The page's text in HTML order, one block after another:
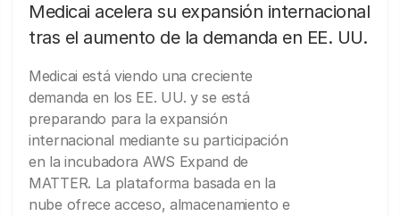
Medicai acelera su expansión internacional
tras el aumento de la demanda en EE. UU.
Medicai está viendo una creciente
demanda en los EE. UU. y se está
preparando para la expansión
internacional mediante su participación
en la incubadora AWS Expand de
MATTER. La plataforma basada en la
nube ofrece acceso, almacenamiento e